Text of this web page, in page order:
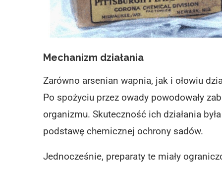
Mechanizm działania
Zarówno arsenian wapnia, jak i ołowiu
Po spożyciu przez owady powodowały
organizmu. Skuteczność ich działania
podstawę chemicznej ochrony sadów.
Jednocześnie, preparaty te miały